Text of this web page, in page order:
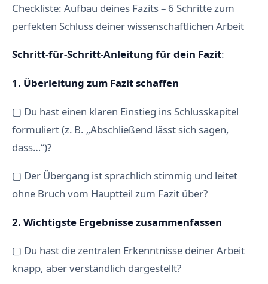
Checkliste: Aufbau deines Fazits – 6 Schritte zum
perfekten Schluss deiner wissenschaftlichen Arbeit
Schritt-für-Schritt-Anleitung für dein Fazit:
1. Überleitung zum Fazit schaffen
▢ Du hast einen klaren Einstieg ins Schlusskapitel
formuliert (z. B. „Abschließend lässt sich sagen,
dass…“)?
▢ Der Übergang ist sprachlich stimmig und leitet
ohne Bruch vom Hauptteil zum Fazit über?
2. Wichtigste Ergebnisse zusammenfassen
▢ Du hast die zentralen Erkenntnisse deiner Arbeit
knapp, aber verständlich dargestellt?